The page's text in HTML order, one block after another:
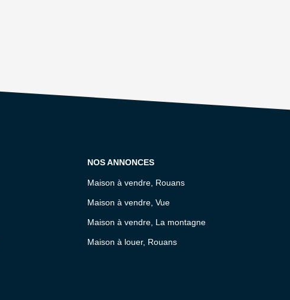
NOS ANNONCES
Maison à vendre, Rouans
Maison à vendre, Vue
Maison à vendre, La montagne
Maison à louer, Rouans